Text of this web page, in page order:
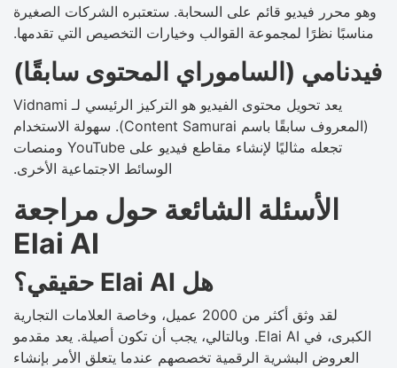
وهو محرر فيديو قائم على السحابة. ستعتبره الشركات الصغيرة
مناسبًا نظرًا لمجموعة القوالب وخيارات التخصيص التي تقدمها.
فيدنامي (الساموراي المحتوى سابقًا)
يعد تحويل محتوى الفيديو هو التركيز الرئيسي لـ Vidnami
(المعروف سابقًا باسم Content Samurai). سهولة الاستخدام
تجعله مثاليًا لإنشاء مقاطع فيديو على YouTube ومنصات
الوسائط الاجتماعية الأخرى.
الأسئلة الشائعة حول مراجعة
Elai AI
هل Elai AI حقيقي؟
لقد وثق أكثر من 2000 عميل، وخاصة العلامات التجارية
الكبرى، في Elai AI. وبالتالي، يجب أن تكون أصيلة. يعد مقدمو
العروض البشرية الرقمية تخصصهم عندما يتعلق الأمر بإنشاء